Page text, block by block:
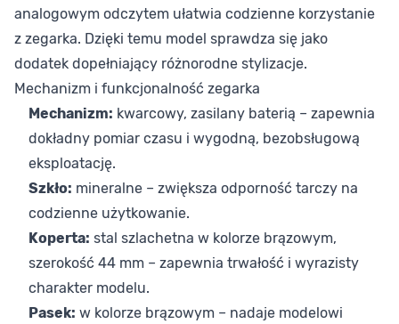
analogowym odczytem ułatwia codzienne korzystanie
z zegarka. Dzięki temu model sprawdza się jako
dodatek dopełniający różnorodne stylizacje.
Mechanizm i funkcjonalność zegarka
Mechanizm: kwarcowy, zasilany baterią – zapewnia
dokładny pomiar czasu i wygodną, bezobsługową
eksploatację.
Szkło: mineralne – zwiększa odporność tarczy na
codzienne użytkowanie.
Koperta: stal szlachetna w kolorze brązowym,
szerokość 44 mm – zapewnia trwałość i wyrazisty
charakter modelu.
Pasek: w kolorze brązowym – nadaje modelowi